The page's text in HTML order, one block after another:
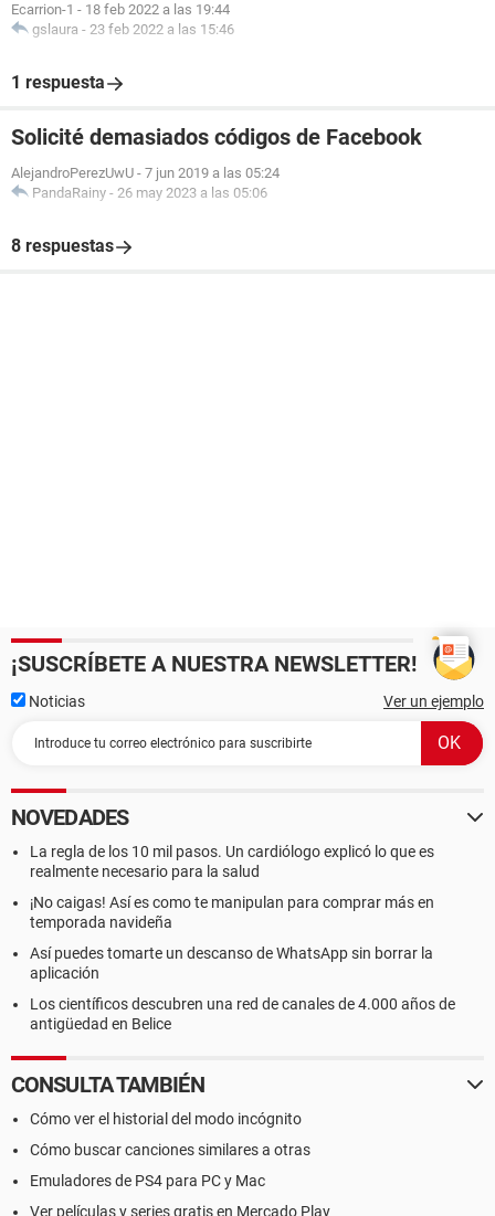
Ecarrion-1 - 18 feb 2022 a las 19:44
gslaura - 23 feb 2022 a las 15:46
1 respuesta
Solicité demasiados códigos de Facebook
AlejandroPerezUwU - 7 jun 2019 a las 05:24
PandaRainy - 26 may 2023 a las 05:06
8 respuestas
¡SUSCRÍBETE A NUESTRA NEWSLETTER!
Noticias Ver un ejemplo
NOVEDADES
La regla de los 10 mil pasos. Un cardiólogo explicó lo que es
realmente necesario para la salud
¡No caigas! Así es como te manipulan para comprar más en
temporada navideña
Así puedes tomarte un descanso de WhatsApp sin borrar la
aplicación
Los científicos descubren una red de canales de 4.000 años de
antigüedad en Belice
CONSULTA TAMBIÉN
Cómo ver el historial del modo incógnito
Cómo buscar canciones similares a otras
Emuladores de PS4 para PC y Mac
Ver películas y series gratis en Mercado Play